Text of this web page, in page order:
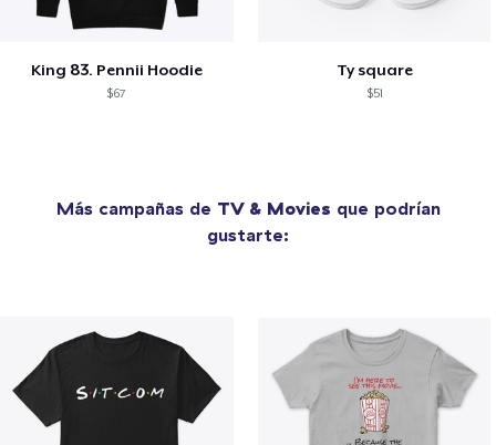
King 83. Pennii Hoodie
$67
Ty square
$51
Más campañas de TV & Movies que podrían
gustarte: